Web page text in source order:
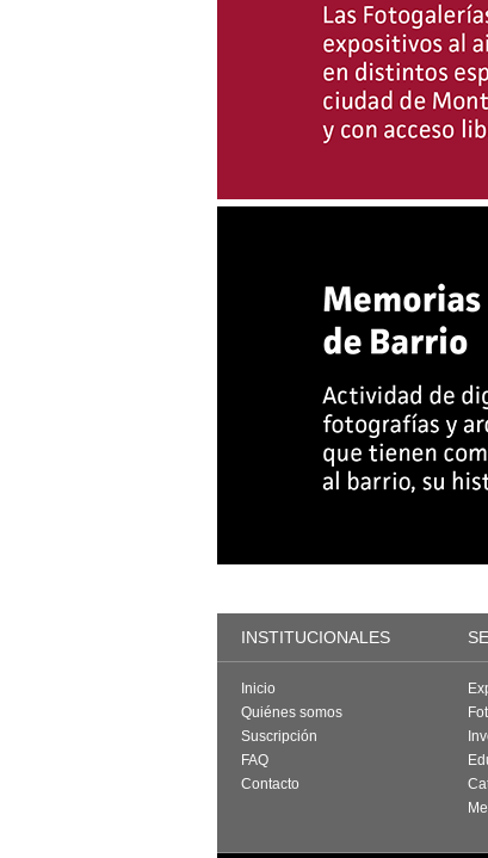
INSTITUCIONALES
Inicio
Quiénes somos
Suscripción
FAQ
Contacto